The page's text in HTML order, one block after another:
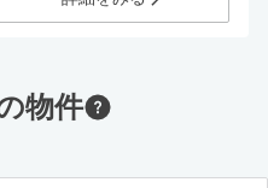
物件